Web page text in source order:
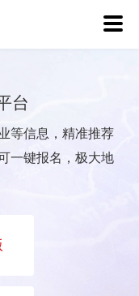
台
等信息，精准推荐
一键报名，极大地